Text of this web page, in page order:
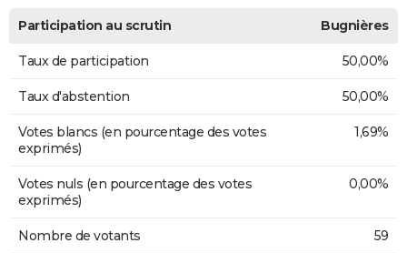
Participation au scrutin Bugnières
Taux de participation 50,00%
Taux d'abstention 50,00%
Votes blancs (en pourcentage des votes
exprimés)
1,69%
Votes nuls (en pourcentage des votes
exprimés)
0,00%
Nombre de votants 59